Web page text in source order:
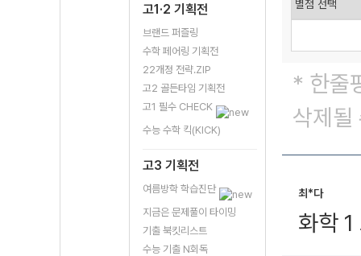
고1·2 기획전
브랜드 퍼즐링
수학 페어링 기획전
22개정 전략.ZIP
고2 골든타임 기획전
고1 필수 CHECK
수능 수학 킥(KICK)
고3 기획전
여름방학 학습진단
지금은 문제풀이 타이밍
기출 북킷리스트
수능 기출 N회독
* 한줄
삭제될
최*다
화학